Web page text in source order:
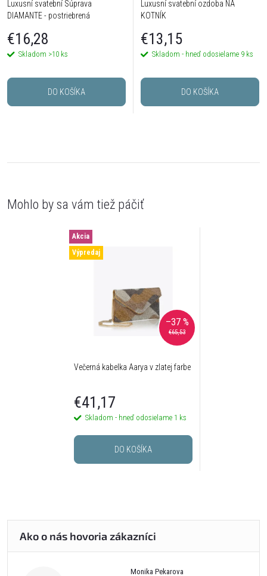
Luxusní svatební Súprava
DIAMANTE - postriebrená
€16,28
Skladom >10 ks
DO KOŠÍKA
Luxusní svatební ozdoba NA
KOTNÍK
€13,15
Skladom - hneď odosielame 9 ks
DO KOŠÍKA
Akcia
Výpredaj
€65,53
–37 %
Večerná kabelka Aarya v zlatej farbe
€41,17
Skladom - hneď odosielame 1 ks
DO KOŠÍKA
Monika Pekarova